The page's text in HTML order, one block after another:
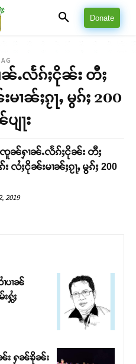
Donate
ႉလႅၵ်ႈငိုၼ်း တီႈ
ၢၼ်ႈၵႂႃႇ မွၵ်ႈ 200
ျႃး
ၸူၼ်ႁၢၼ်ႉလႅၵ်ႈငိုၼ်း တီႈ
း လႆႈငိုၼ်းမၢၼ်ႈၵႂႃႇ မွၵ်ႈ 200
2019
ပၢၼ်
ႁွႆႈ
ၼ်း ႁၼ်ၶိုၼ်း